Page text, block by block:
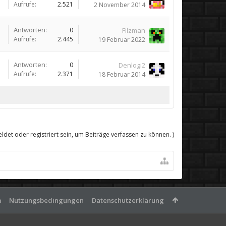
Aufrufe: 2.521 2 November 2014
Antworten: 0
Aufrufe: 2.445
Filzman
19 Februar 2022
Antworten: 0
Aufrufe: 2.371
Denlogi2
18 Februar 2014
oder registriert sein, um Beiträge verfassen zu können. )
Nutzungsbedingungen Datenschutzerklärung